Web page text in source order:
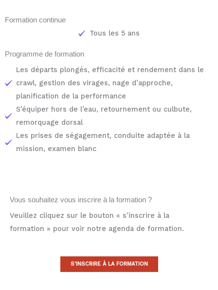
Formation continue
Tous les 5 ans
Programme de formation
Les départs plongés, efficacité et rendement dans le
crawl, gestion des virages, nage d’approche,
planification de la performance
S’équiper hors de l’eau, retournement ou culbute,
remorquage dorsal
Les prises de ségagement, conduite adaptée à la
mission, examen blanc
Vous souhaitez vous inscrire à la formation ?
Veuillez cliquez sur le bouton « s’inscrire à la
formation » pour voir notre agenda de formation.
S'INSCRIRE À LA FORMATION